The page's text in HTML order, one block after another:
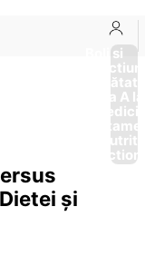
Boli si
Afectiuni
Sănătate
de la A
și